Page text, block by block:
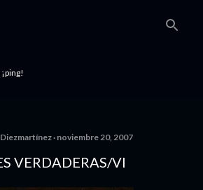
noviembre 20, 2007
VERDADERAS/VI